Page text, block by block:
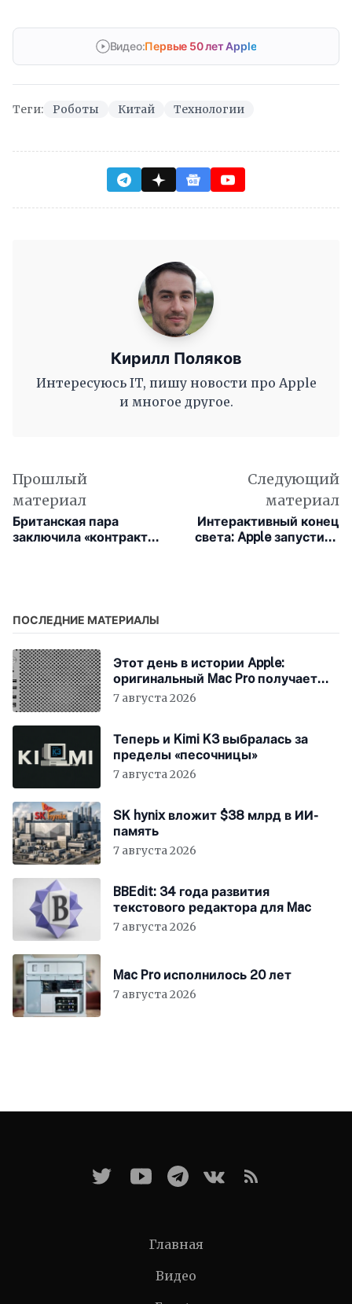
Видео:Первые 50 лет Apple
Теги: Роботы Китай Технологии
Кирилл Поляков
Интересуюсь IT, пишу новости про Apple
и многое другое.
Прошлый
материал
Британская пара
заключила «контракт»
Следующий
материал
Интерактивный конец
света: Apple запустила
ПОСЛЕДНИЕ МАТЕРИАЛЫ
Этот день в истории Apple:
оригинальный Mac Pro получает
мощный процессор Intel
7 августа 2026
Теперь и Kimi K3 выбралась за
пределы «песочницы»
7 августа 2026
SK hynix вложит $38 млрд в ИИ-
память
7 августа 2026
BBEdit: 34 года развития
текстового редактора для Mac
7 августа 2026
Mac Pro исполнилось 20 лет
7 августа 2026
Главная
Видео